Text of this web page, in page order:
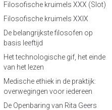
Filosofische kruimels XXX (Slot)
Filosofische kruimels XXIX
De belangrijkste filosofen op
basis leeftijd
Het technologische gif, het einde
van het lezen
Medische ethiek in de praktijk:
overwegingen voor iedereen
De Openbaring van Rita Geers